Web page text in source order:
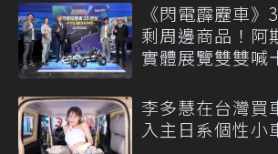
《閃電霹靂車》
剩周邊商品！阿
實體展覽雙雙喊
李多慧在台灣買
入主日系個性小